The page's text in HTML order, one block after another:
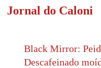
Jornal do Caloni
Black Mirror:
Descafeinado